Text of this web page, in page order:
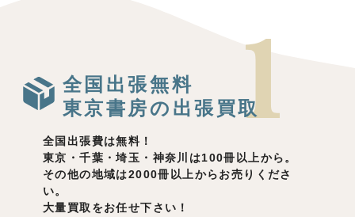
全国出張無料
東京書房の出張買取
全国出張費は無料！
東京・千葉・埼玉・神奈川は100冊以上から。
その他の地域は2000冊以上からお売りくださ
い。
大量買取をお任せ下さい！